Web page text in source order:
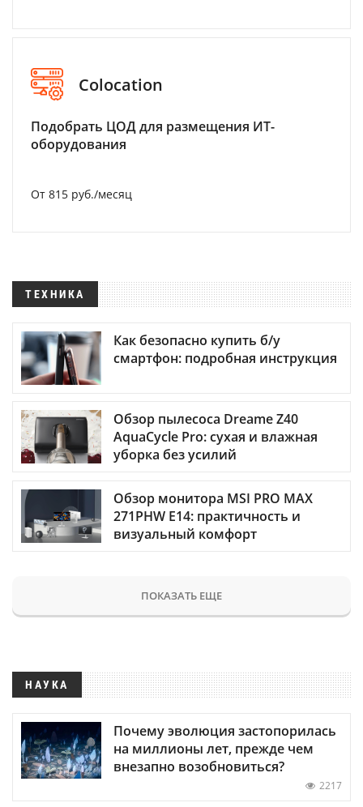
Colocation
Подобрать ЦОД для размещения ИТ-
оборудования
От 815 руб./месяц
ТЕХНИКА
Как безопасно купить б/у
смартфон: подробная инструкция
Обзор пылесоса Dreame Z40
AquaCycle Pro: сухая и влажная
уборка без усилий
Обзор монитора MSI PRO MAX
271PHW E14: практичность и
визуальный комфорт
ПОКАЗАТЬ ЕЩЕ
НАУКА
Почему эволюция застопорилась
на миллионы лет, прежде чем
внезапно возобновиться?
2217